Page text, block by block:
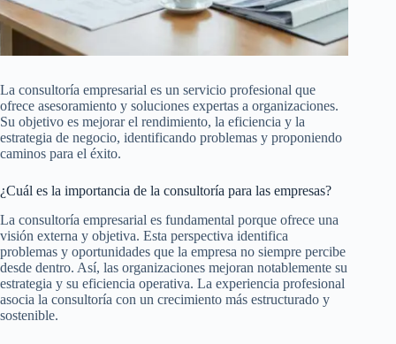
La consultoría empresarial es un servicio profesional que
ofrece asesoramiento y soluciones expertas a organizaciones.
Su objetivo es mejorar el rendimiento, la eficiencia y la
estrategia de negocio, identificando problemas y proponiendo
caminos para el éxito.
¿Cuál es la importancia de la consultoría para las empresas?
La consultoría empresarial es fundamental porque ofrece una
visión externa y objetiva. Esta perspectiva identifica
problemas y oportunidades que la empresa no siempre percibe
desde dentro. Así, las organizaciones mejoran notablemente su
estrategia y su eficiencia operativa. La experiencia profesional
asocia la consultoría con un crecimiento más estructurado y
sostenible.